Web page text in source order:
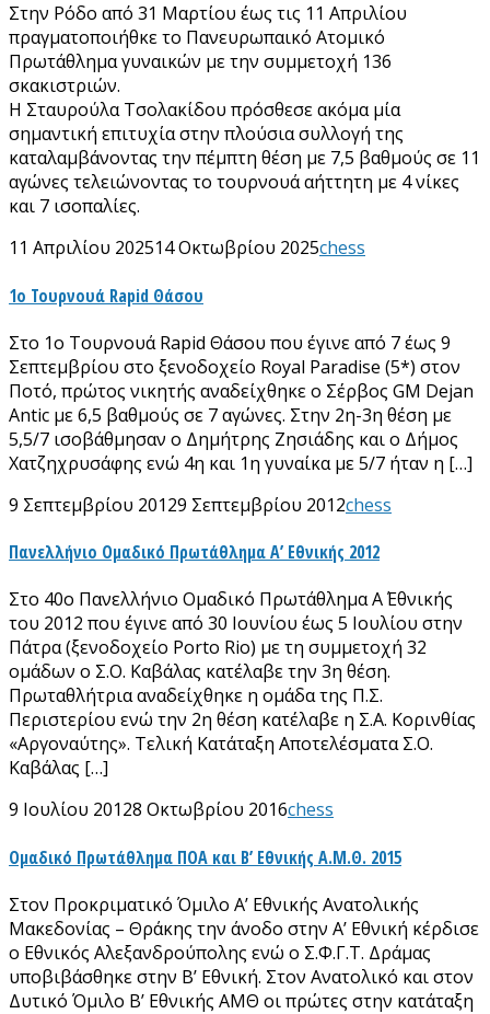
Στην Ρόδο από 31 Μαρτίου έως τις 11 Απριλίου
πραγματοποιήθκε το Πανευρωπαικό Ατομικό
Πρωτάθλημα γυναικών με την συμμετοχή 136
σκακιστριών.
Η Σταυρούλα Τσολακίδου πρόσθεσε ακόμα μία
σημαντική επιτυχία στην πλούσια συλλογή της
καταλαμβάνοντας την πέμπτη θέση με 7,5 βαθμούς σε 11
αγώνες τελειώνοντας το τουρνουά αήττητη με 4 νίκες
και 7 ισοπαλίες.
11 Απριλίου 202514 Οκτωβρίου 2025chess
1ο Τουρνουά Rapid Θάσου
Στο 1ο Τουρνουά Rapid Θάσου που έγινε από 7 έως 9
Σεπτεμβρίου στο ξενοδοχείο Royal Paradise (5*) στον
Ποτό, πρώτος νικητής αναδείχθηκε ο Σέρβος GM Dejan
Antic με 6,5 βαθμούς σε 7 αγώνες. Στην 2η-3η θέση με
5,5/7 ισοβάθμησαν ο Δημήτρης Ζησιάδης και ο Δήμος
Χατζηχρυσάφης ενώ 4η και 1η γυναίκα με 5/7 ήταν η […]
9 Σεπτεμβρίου 20129 Σεπτεμβρίου 2012chess
Πανελλήνιο Ομαδικό Πρωτάθλημα Α’ Εθνικής 2012
Στο 40ο Πανελλήνιο Ομαδικό Πρωτάθλημα Α΄ Εθνικής
του 2012 που έγινε από 30 Ιουνίου έως 5 Ιουλίου στην
Πάτρα (ξενοδοχείο Porto Rio) με τη συμμετοχή 32
ομάδων ο Σ.Ο. Καβάλας κατέλαβε την 3η θέση.
Πρωταθλήτρια αναδείχθηκε η ομάδα της Π.Σ.
Περιστερίου ενώ την 2η θέση κατέλαβε η Σ.Α. Κορινθίας
«Αργοναύτης». Τελική Κατάταξη Αποτελέσματα Σ.Ο.
Καβάλας […]
9 Ιουλίου 20128 Οκτωβρίου 2016chess
Ομαδικό Πρωτάθλημα ΠΟΑ και Β’ Εθνικής Α.Μ.Θ. 2015
Στον Προκριματικό Όμιλο Α’ Εθνικής Ανατολικής
Μακεδονίας – Θράκης την άνοδο στην Α’ Εθνική κέρδισε
ο Εθνικός Αλεξανδρούπολης ενώ ο Σ.Φ.Γ.Τ. Δράμας
υποβιβάσθηκε στην Β’ Εθνική. Στον Ανατολικό και στον
Δυτικό Όμιλο Β’ Εθνικής ΑΜΘ οι πρώτες στην κατάταξη